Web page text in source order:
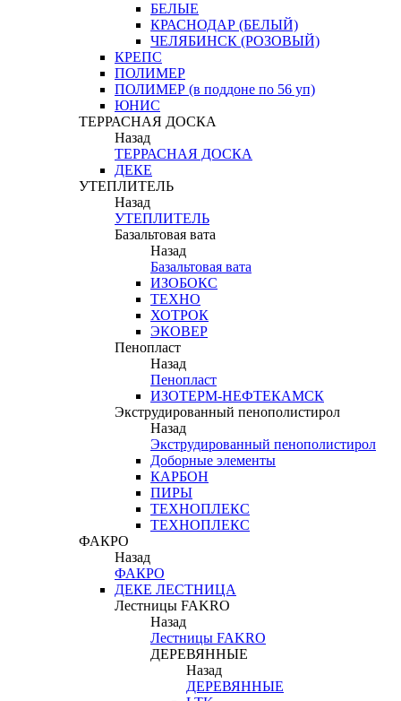
БЕЛЫЕ
КРАСНОДАР (БЕЛЫЙ)
ЧЕЛЯБИНСК (РОЗОВЫЙ)
КРЕПС
ПОЛИМЕР
ПОЛИМЕР (в поддоне по 56 уп)
ЮНИС
ТЕРРАСНАЯ ДОСКА
Назад
ТЕРРАСНАЯ ДОСКА
ДЕКЕ
УТЕПЛИТЕЛЬ
Назад
УТЕПЛИТЕЛЬ
Базальтовая вата
Назад
Базальтовая вата
ИЗОБОКС
ТЕХНО
ХОТРОК
ЭКОВЕР
Пенопласт
Назад
Пенопласт
ИЗОТЕРМ-НЕФТЕКАМСК
Экструдированный пенополистирол
Назад
Экструдированный пенополистирол
Доборные элементы
КАРБОН
ПИРЫ
ТЕХНОПЛЕКС
ТЕХНОПЛЕКС
ФАКРО
Назад
ФАКРО
ДЕКЕ ЛЕСТНИЦА
Лестницы FAKRO
Назад
Лестницы FAKRO
ДЕРЕВЯННЫЕ
Назад
ДЕРЕВЯННЫЕ